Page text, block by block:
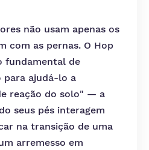
não usam apenas os
com as pernas. O Hop
fundamental de
para ajudá-lo a
reação do solo" — a
seus pés interagem
na transição de uma
arremesso em